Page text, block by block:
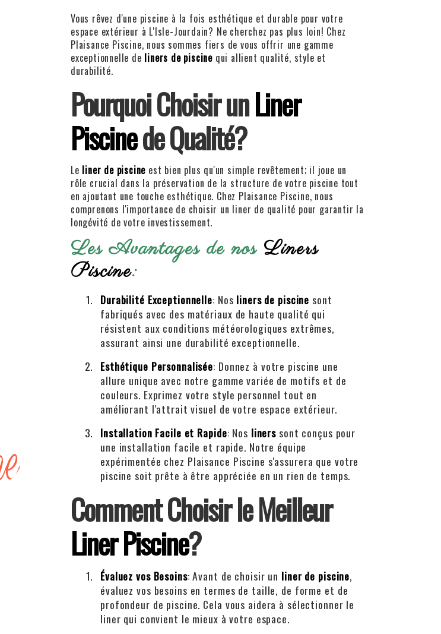
Vous rêvez d'une piscine à la fois esthétique et durable pour votre
espace extérieur à L'Isle-Jourdain? Ne cherchez pas plus loin! Chez
Plaisance Piscine, nous sommes fiers de vous offrir une gamme
exceptionnelle de liners de piscine qui allient qualité, style et
durabilité.
Pourquoi Choisir unLiner
Piscinede Qualité?
Le liner de piscine est bien plus qu'un simple revêtement; il joue un
rôle crucial dans la préservation de la structure de votre piscine tout
en ajoutant une touche esthétique. Chez Plaisance Piscine, nous
comprenons l'importance de choisir un liner de qualité pour garantir la
longévité de votre investissement.
Les Avantages de nos Liners
Piscine:
Durabilité Exceptionnelle: Nos liners de piscine sont
fabriqués avec des matériaux de haute qualité qui
résistent aux conditions météorologiques extrêmes,
assurant ainsi une durabilité exceptionnelle.
Esthétique Personnalisée: Donnez à votre piscine une
allure unique avec notre gamme variée de motifs et de
couleurs. Exprimez votre style personnel tout en
améliorant l'attrait visuel de votre espace extérieur.
Installation Facile et Rapide: Nos linerssont conçus pour
une installation facile et rapide. Notre équipe
expérimentée chez Plaisance Piscine s'assurera que votre
piscine soit prête à être appréciée en un rien de temps.
Comment Choisir le Meilleur
Liner Piscine?
Évaluez vos Besoins: Avant de choisir un liner de piscine,
évaluez vos besoins en termes de taille, de forme et de
profondeur de piscine. Cela vous aidera à sélectionner le
liner qui convient le mieux à votre espace.